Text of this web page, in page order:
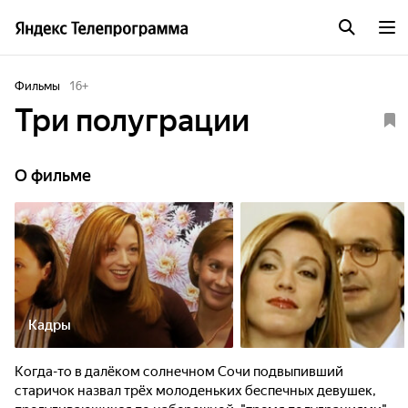
Фильмы 16+
Три полуграции
О фильме
Кадры
Когда-то в далёком солнечном Сочи подвыпивший
старичок назвал трёх молоденьких беспечных девушек,